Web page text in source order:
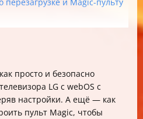
просто и безопасно
LG с webOS с
настройки. А ещё — как
пульт Magic, чтобы